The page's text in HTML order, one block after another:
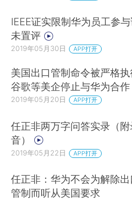
IEEE证实限制华为员工参
未置评
2019年05月30日 APP打开
美国出口管制命令被严格
谷歌等美企停止与华为合作
2019年05月20日 APP打开
任正非两万字问答实录（
音）
2019年05月22日 APP打开
任正非：华为不会为解除出
管制而听从美国要求